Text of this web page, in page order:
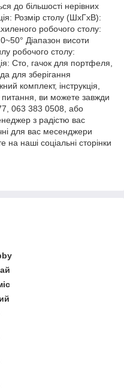
до більшості нерівних
Розмір столу (ШхГхВ):
робочого столу:
Діапазон висоти
робочого столу:
Сто, гачок для портфеля,
для зберігання
комплект, інструкція,
ви можете завжди
063 383 0508, або
з радістю вас
для вас месенджери
наші соціальні сторінки